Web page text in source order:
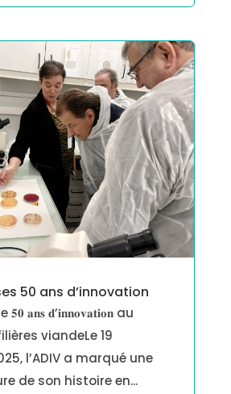
50 ans d’innovation
𝟓𝟎 𝐚𝐧𝐬 𝐝’𝐢𝐧𝐧𝐨𝐯𝐚𝐭𝐢𝐨𝐧 au
viandeLe 19
l’ADIV a marqué une
de son histoire en...